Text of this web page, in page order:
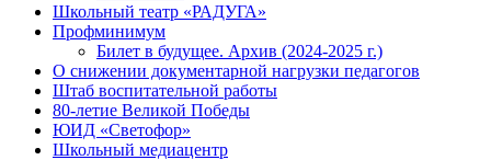
Школьный театр «РАДУГА»
Профминимум
Билет в будущее. Архив (2024-2025 г.)
О снижении документарной нагрузки педагогов
Штаб воспитательной работы
80-летие Великой Победы
ЮИД «Светофор»
Школьный медиацентр